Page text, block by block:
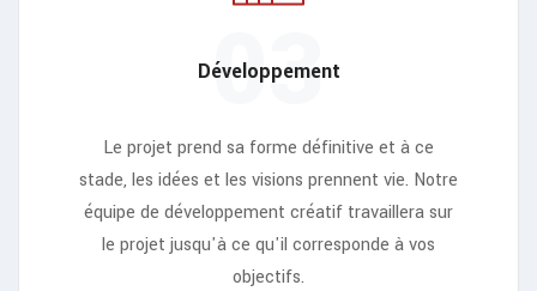
Développement
03
Le projet prend sa forme définitive et à ce
stade, les idées et les visions prennent vie. Notre
équipe de développement créatif travaillera sur
le projet jusqu'à ce qu'il corresponde à vos
objectifs.